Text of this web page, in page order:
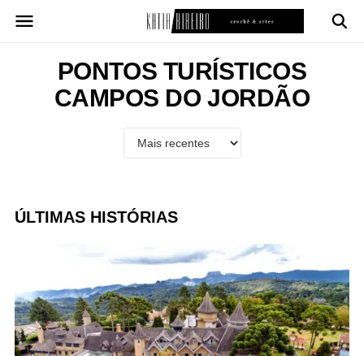
para
PONTOS TURÍSTICOS
CAMPOS DO JORDÃO
ÚLTIMAS HISTÓRIAS